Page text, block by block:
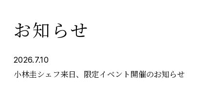
お知らせ
2026.7.10
小林圭シェフ来日、限定イベント開催のお知らせ